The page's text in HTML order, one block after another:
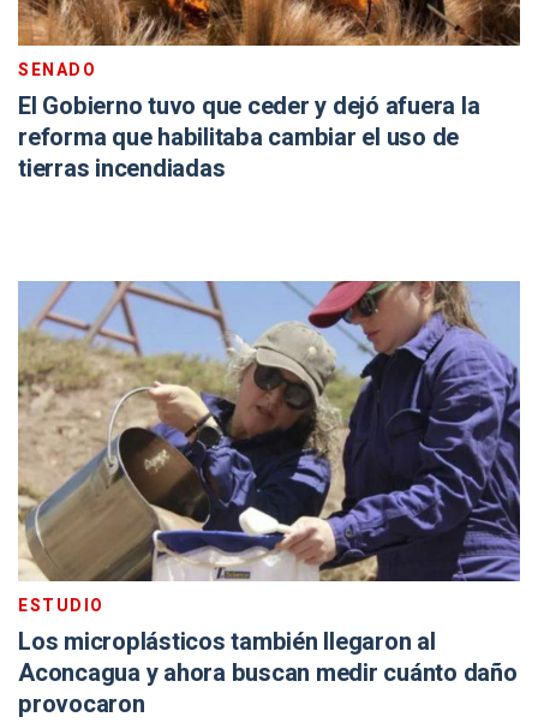
SENADO
El Gobierno tuvo que ceder y dejó afuera la
reforma que habilitaba cambiar el uso de
tierras incendiadas
ESTUDIO
Los microplásticos también llegaron al
Aconcagua y ahora buscan medir cuánto daño
provocaron